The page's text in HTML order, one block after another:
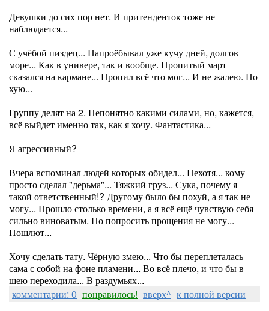
Девушки до сих пор нет. И притенденток тоже не
наблюдается...
С учёбой пиздец... Напроёбывал уже кучу дней, долгов
море... Как в универе, так и вообще. Пропитый март
сказался на кармане... Пропил всё что мог... И не жалею. По
хую...
Группу делят на 2. Непонятно какими силами, но, кажется,
всё выйдет именно так, как я хочу. Фантастика...
Я агрессивный?
Вчера вспоминал людей которых обидел... Нехотя... кому
просто сделал "дерьма"... Тяжкий груз... Сука, почему я
такой ответственный!? Другому было бы похуй, а я так не
могу... Прошло столько времени, а я всё ещё чувствую себя
сильно виноватым. Но попросить прощения не могу...
Пошлют...
Хочу сделать тату. Чёрную змею... Что бы переплеталась
сама с собой на фоне пламени... Во всё плечо, и что бы в
шею переходила... В раздумьях...
комментарии: 0 понравилось! вверх^ к полной версии